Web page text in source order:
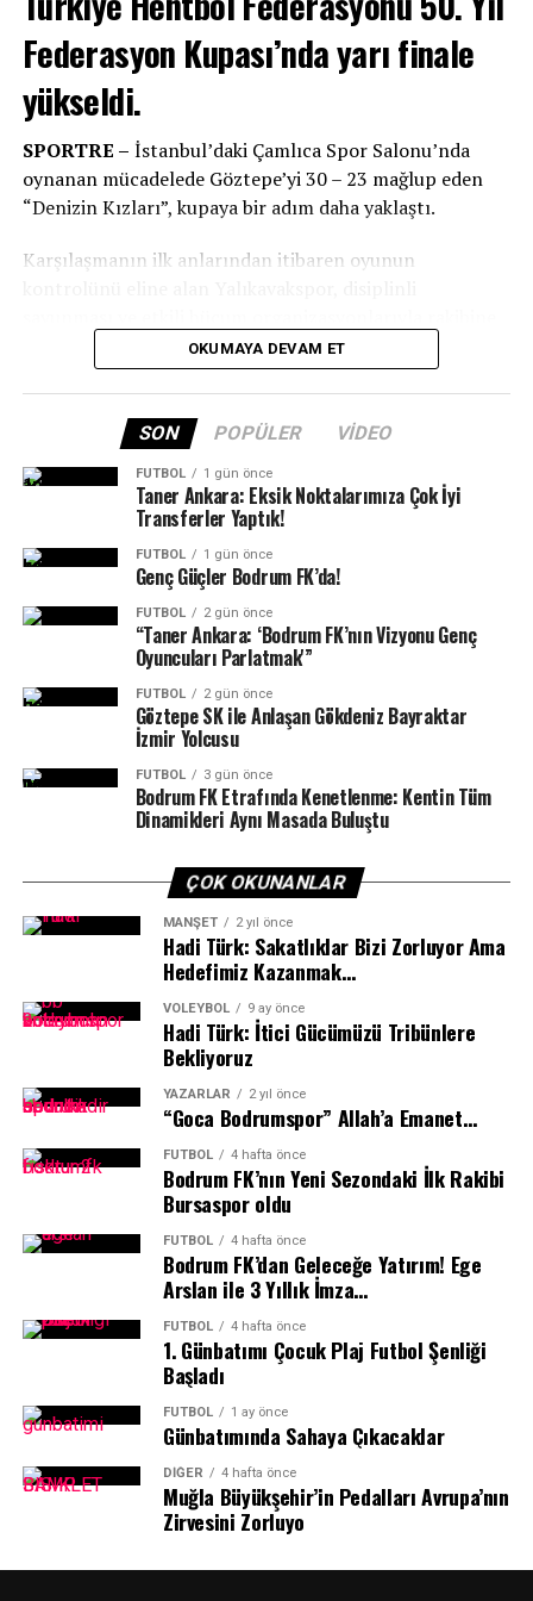
Belediyespor adını finale yazdıran taraf oldu.
Diğer taraftan THF Türkiye Kupası’ndan da elenen
Armada Praxis Yalıkavakspor sezonu kupasız kapadı.
Federasyon Kupası’nda yarı finale
yükseldi.
SPORTRE – İstanbul’daki Çamlıca Spor Salonu’nda
oynanan mücadelede Göztepe’yi 30 – 23 mağlup eden
“Denizin Kızları”, kupaya bir adım daha yaklaştı.
Karşılaşmanın ilk anlarından itibaren oyunun
50. Yıl Federasyon Kupası’nda yoluna devam eden
Yalıkavakspor şimdi gözünü yarı finale çevirdi. Denizin
Kızları, 7 Mayıs 2026 Perşembe günü saat 12.30’da THF
Serdar Seymen Hentbol Salonu’nda oynanacak yarı final
karşılaşmasında Üskidar Belediyespor ile eşleşti.
Yalıkavakspor yarın oynanacak yarı final maçını geçmeyi
başarırsa finalde Bursa Büyükşehir Belediyespor –
Eskişehir Odunpazarı SK maçının galibiyle karşılaşacak.
OKUMAYA DEVAM ET
SON POPÜLER VIDEO
FUTBOL 1 gün önce
Taner Ankara: Eksik Noktalarımıza Çok İyi
Transferler Yaptık!
FUTBOL 1 gün önce
Genç Güçler Bodrum FK’da!
FUTBOL 2 gün önce
“Taner Ankara: ‘Bodrum FK’nın Vizyonu Genç
Oyuncuları Parlatmak'”
FUTBOL 2 gün önce
Göztepe SK ile Anlaşan Gökdeniz Bayraktar
İzmir Yolcusu
FUTBOL 3 gün önce
Bodrum FK Etrafında Kenetlenme: Kentin Tüm
Dinamikleri Aynı Masada Buluştu
ÇOK OKUNANLAR
MANŞET 2 yıl önce
Hadi Türk: Sakatlıklar Bizi Zorluyor Ama
Hedefimiz Kazanmak…
VOLEYBOL 9 ay önce
Hadi Türk: İtici Gücümüzü Tribünlere
Bekliyoruz
YAZARLAR 2 yıl önce
“Goca Bodrumspor” Allah’a Emanet…
FUTBOL 4 hafta önce
Bodrum FK’nın Yeni Sezondaki İlk Rakibi
Bursaspor oldu
FUTBOL 4 hafta önce
Bodrum FK’dan Geleceğe Yatırım! Ege
Arslan ile 3 Yıllık İmza…
FUTBOL 4 hafta önce
1.⁠ ⁠Günbatımı Çocuk Plaj Futbol Şenliği
Başladı
FUTBOL 1 ay önce
Günbatımında Sahaya Çıkacaklar
DIĞER 4 hafta önce
Muğla Büyükşehir’in Pedalları Avrupa’nın
Zirvesini Zorluyo